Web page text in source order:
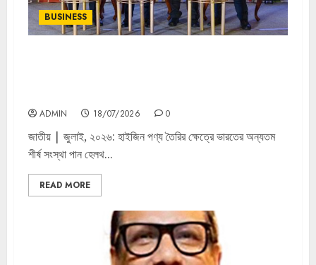
BUSINESS
ADMIN 18/07/2026 0
জাতীয় | জুলাই, ২০২৬: হাইজিন পণ্য তৈরির ক্ষেত্রে ভারতের অন্যতম
শীর্ষ সংস্থা পান হেলথ...
READ MORE